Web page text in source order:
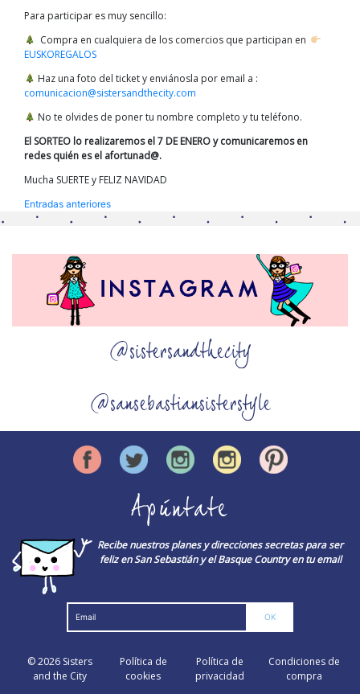
Para participar es muy sencillo:
Compra en cualquiera de los comercios que participan en
EUSKOREGALOS
Haz una foto del ticket y enviánosla por email a :
comunicacion@sistersandthecity.com
No te olvides de poner tu nombre completo y tu teléfono.
El SORTEO lo realizaremos el 7 DE ENERO y comunicaremos en
redes quién es el afortunad@.
Mucha SUERTE y FELIZ NAVIDAD
Navegación
entradas
Entradas anteriores
@sistersandthecity
@sansebastiansisterstyle
Apúntate
Recibe nuestros planes y direcciones secretas para ser
feliz en San Sebastián y el Basque Country en tu email
© 2026 Sisters
and the City
Política de
cookies
Política de
privacidad
Condiciones de
compra